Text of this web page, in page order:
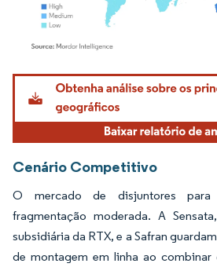
Imagem © Mordor Intelligence. O reuso requer
Cenário Competitivo
O mercado de disjuntores para
fragmentação moderada. A
subsidiária da RTX, e a Safran
de montagem em linha ao combinar